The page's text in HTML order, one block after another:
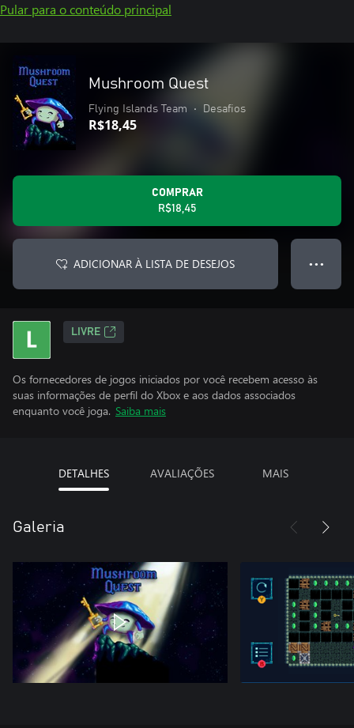
Pular para o conteúdo principal
Mushroom Quest
Flying Islands Team • Desafios
R$18,45
COMPRAR
R$18,45
ADICIONAR À LISTA DE DESEJOS ● ● ●
LIVRE
Os fornecedores de jogos iniciados por você recebem acesso às
suas informações de perfil do Xbox e aos dados associados
enquanto você joga. Saiba mais
DETALHES AVALIAÇÕES MAIS
Galeria